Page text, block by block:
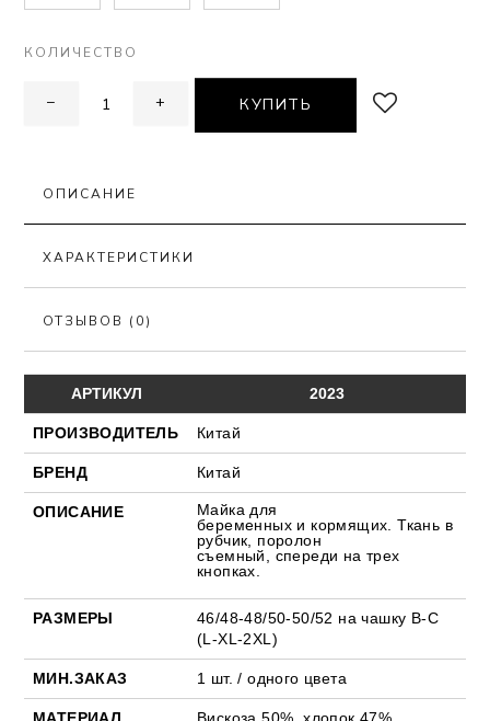
КОЛИЧЕСТВО
− + КУПИТЬ
ОПИСАНИЕ
ХАРАКТЕРИСТИКИ
ОТЗЫВОВ (0)
АРТИКУЛ 2023
ПРОИЗВОДИТЕЛЬ Китай
БРЕНД Китай
ОПИСАНИЕ
Майка для
беременных и кормящих. Ткань в
рубчик, поролон
съемный, спереди на трех
кнопках.
РАЗМЕРЫ
46/48-48/50-50/52 на чашку В-С
(L-XL-2XL)
МИН.ЗАКАЗ 1 шт. / одного цвета